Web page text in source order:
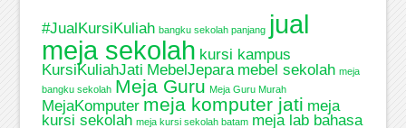
#JualKursiKuliah bangku sekolah panjang jual
meja sekolah kursi kampus
KursiKuliahJati MebelJepara mebel sekolah meja
bangku sekolah Meja Guru Meja Guru Murah
MejaKomputer meja komputer jati meja
kursi sekolah meja kursi sekolah batam meja lab bahasa